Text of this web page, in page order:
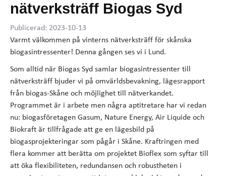
nätverksträff Biogas Syd
Publicerad: 2023-10-13
Varmt välkommen på vinterns nätverksträff för skånska
biogasintressenter! Denna gången ses vi i Lund.
Som alltid när Biogas Syd samlar biogasintressenter till
nätverksträff bjuder vi på omvärldsbevakning, lägesrapport
från biogas-Skåne och möjlighet till nätverkandet.
Programmet är i arbete men några aptitretare har vi redan
nu: biogasföretagen Gasum, Nature Energy, Air Liquide och
Biokraft är tillfrågade att ge en lägesbild på
biogasprojekteringar som pågår i Skåne. Kraftringen med
flera kommer att berätta om projektet Bioflex som syftar till
att öka flexibiliteten, redundansen och robustheten i